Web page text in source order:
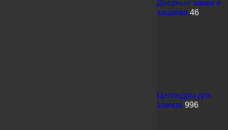
Дверные замки и
защелки 46
Цилиндры для
замков 996